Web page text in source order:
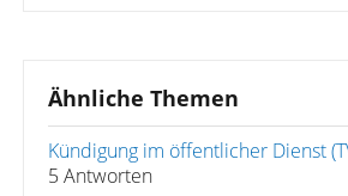
Ähnliche Themen
Kündigung im öffentlicher Dienst
5 Antworten